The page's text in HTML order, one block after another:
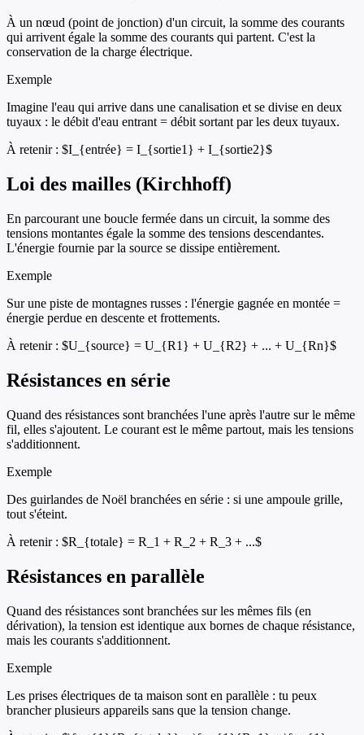
À un nœud (point de jonction) d'un circuit, la somme des courants
qui arrivent égale la somme des courants qui partent. C'est la
conservation de la charge électrique.
Exemple
Imagine l'eau qui arrive dans une canalisation et se divise en deux
tuyaux : le débit d'eau entrant = débit sortant par les deux tuyaux.
À retenir : $I_{entrée} = I_{sortie1} + I_{sortie2}$
Loi des mailles (Kirchhoff)
En parcourant une boucle fermée dans un circuit, la somme des
tensions montantes égale la somme des tensions descendantes.
L'énergie fournie par la source se dissipe entièrement.
Exemple
Sur une piste de montagnes russes : l'énergie gagnée en montée =
énergie perdue en descente et frottements.
À retenir : $U_{source} = U_{R1} + U_{R2} + ... + U_{Rn}$
Résistances en série
Quand des résistances sont branchées l'une après l'autre sur le même
fil, elles s'ajoutent. Le courant est le même partout, mais les tensions
s'additionnent.
Exemple
Des guirlandes de Noël branchées en série : si une ampoule grille,
tout s'éteint.
À retenir : $R_{totale} = R_1 + R_2 + R_3 + ...$
Résistances en parallèle
Quand des résistances sont branchées sur les mêmes fils (en
dérivation), la tension est identique aux bornes de chaque résistance,
mais les courants s'additionnent.
Exemple
Les prises électriques de ta maison sont en parallèle : tu peux
brancher plusieurs appareils sans que la tension change.